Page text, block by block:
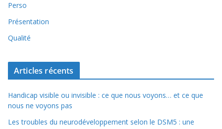
Perso
Présentation
Qualité
Articles récents
Handicap visible ou invisible : ce que nous voyons… et ce que
nous ne voyons pas
Les troubles du neurodéveloppement selon le DSM5 : une